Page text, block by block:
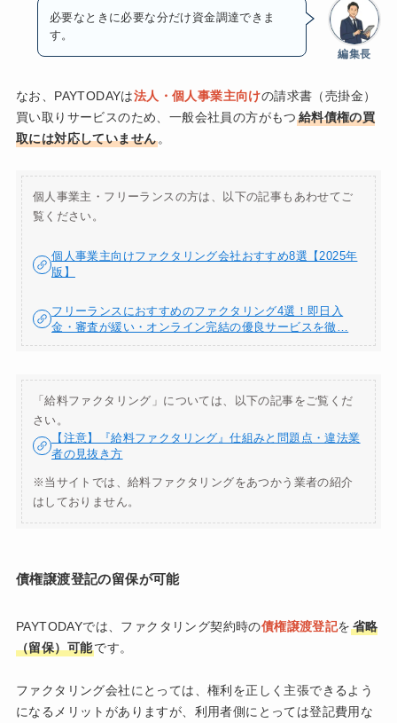
編集長
必要なときに必要な分だけ資金調達できま
す。
なお、PAYTODAYは法人・個人事業主向けの請求書（売掛金）
買い取りサービスのため、一般会社員の方がもつ 給料債権の買
取には対応していません 。
個人事業主・フリーランスの方は、以下の記事もあわせてご
覧ください。
個人事業主向けファクタリング会社おすすめ8選【2025年
版】
フリーランスにおすすめのファクタリング4選！即日入
金・審査が緩い・オンライン完結の優良サービスを徹…
「給料ファクタリング」については、以下の記事をご覧くだ
さい。
【注意】『給料ファクタリング』仕組みと問題点・違法業
者の見抜き方
※当サイトでは、給料ファクタリングをあつかう業者の紹介
はしておりません。
債権譲渡登記の留保が可能
PAYTODAYでは、ファクタリング契約時の債権譲渡登記を 省略
（留保）可能です。
ファクタリング会社にとっては、権利を正しく主張できるよう
になるメリットがありますが、利用者側にとっては登記費用な